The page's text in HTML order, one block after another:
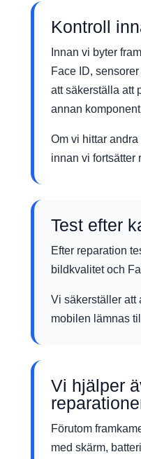
Kontroll
Innan vi byter
Face ID,
att säkerställa att
annan
Om vi hittar
innan vi fortsätter
Test efter
Efter reparation
bildkvalitet och
Vi säkerställer att
mobilen lämnas
Vi hjälper
Förutom
med skärm,